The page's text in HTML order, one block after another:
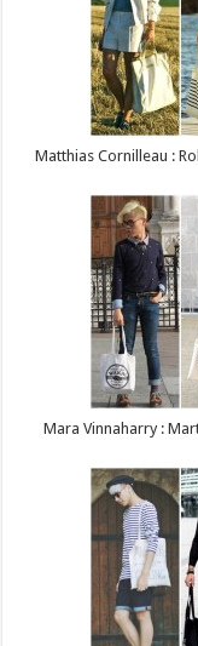
Matthias Cornilleau :
Mara Vinnaharry :